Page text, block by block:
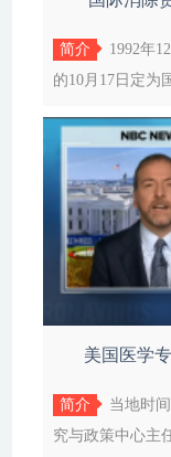
简介
1992年
的10月17日定为
美国医学
简介
当地时
究与政策中心主